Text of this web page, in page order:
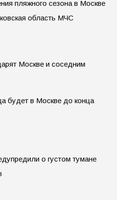
пляжного сезона в Москве
область МЧС
Москве и соседним
будет в Москве до конца